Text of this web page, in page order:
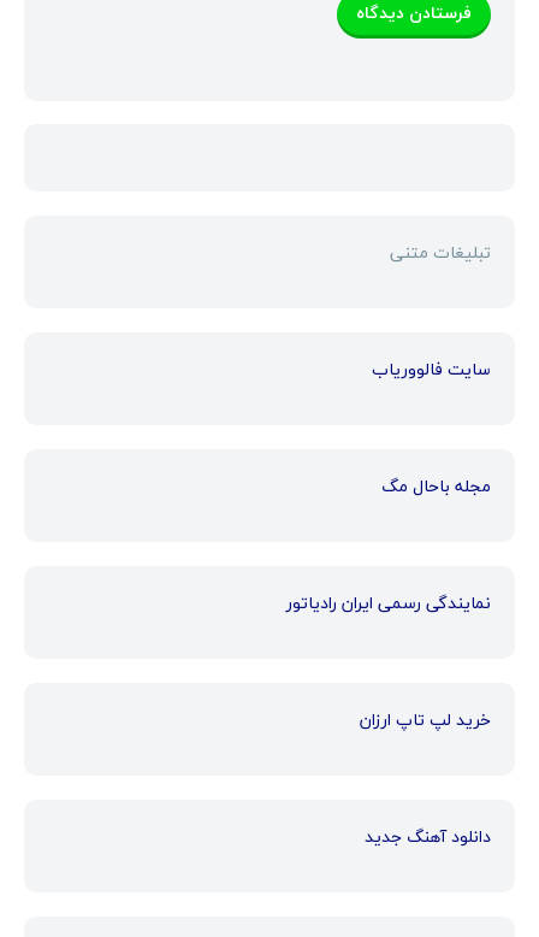
تبلیغات متنی
سایت فالووریاب
مجله باحال مگ
نمایندگی رسمی ایران رادیاتور
خرید لپ تاپ ارزان
دانلود آهنگ جدید